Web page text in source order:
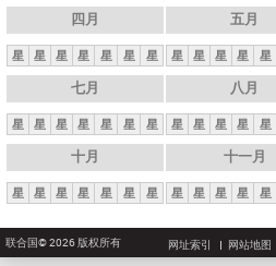
四月
星 星 星 星 星 星 星
五月
星 星 星 星 星
七月
星 星 星 星 星 星 星
八月
星 星 星 星 星
十月
星 星 星 星 星 星 星
十一月
星 星 星 星 星
联合国© 2026 版权所有 网址索引 网站地图